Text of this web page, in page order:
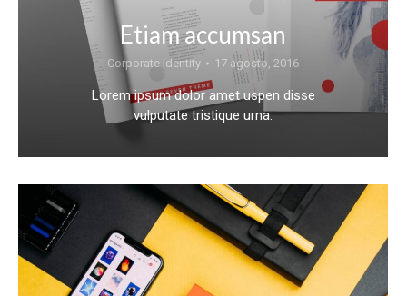
Etiam accumsan
Corporate Identity 17 agosto, 2016
Lorem ipsum dolor amet uspen disse
vulputate tristique urna.